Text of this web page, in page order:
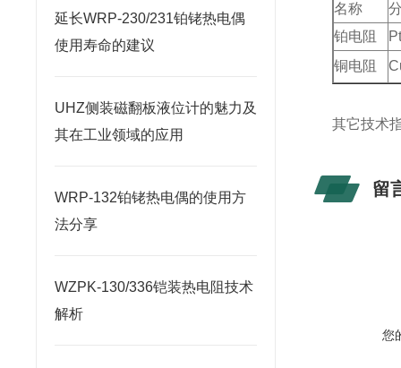
延长WRP-230/231铂铑热电偶
使用寿命的建议
UHZ侧装磁翻板液位计的魅力及
其在工业领域的应用
WRP-132铂铑热电偶的使用方
法分享
WZPK-130/336铠装热电阻技术
解析
名称
铂电阻
铜电阻
其它技术
留
您